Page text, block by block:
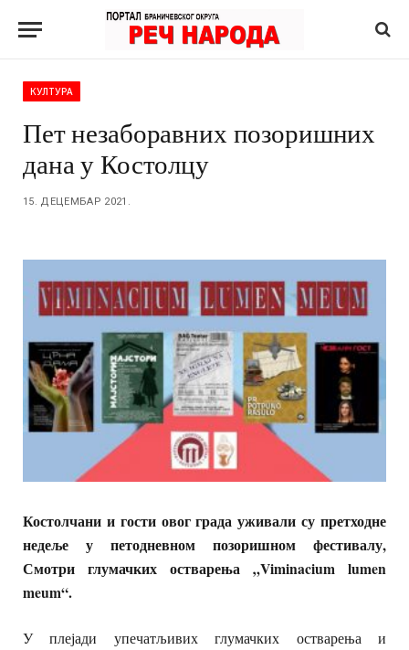
КУЛТУРА
Пет незаборавних позоришних
дана у Костолцу
15. ДЕЦЕМБАР 2021.
Костолчани и гости овог града уживали су претходне
недеље у петодневном позоришном фестивалу,
Смотри глумачких остварења „Viminacium lumen
meum“.
У плејади упечатљивих глумачких остварења и